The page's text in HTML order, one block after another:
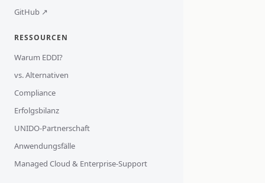
GitHub ↗
RESSOURCEN
Warum EDDI?
vs. Alternativen
Compliance
Erfolgsbilanz
UNIDO-Partnerschaft
Anwendungsfälle
Managed Cloud & Enterprise-Support